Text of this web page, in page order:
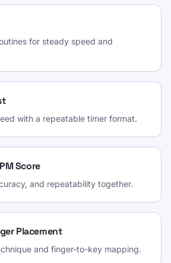
for steady speed and
with a repeatable timer format.
Score
and repeatability together.
Placement
and finger-to-key mapping.